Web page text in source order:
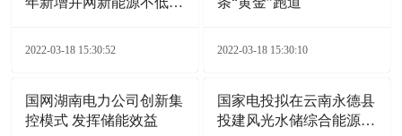
2022-03-18 15:30:52 2022-03-18 15:30:10
国网湖南电力公司创新集
控模式 发挥储能效益
国家电投拟在云南永德县
投建风光水储综合能源电